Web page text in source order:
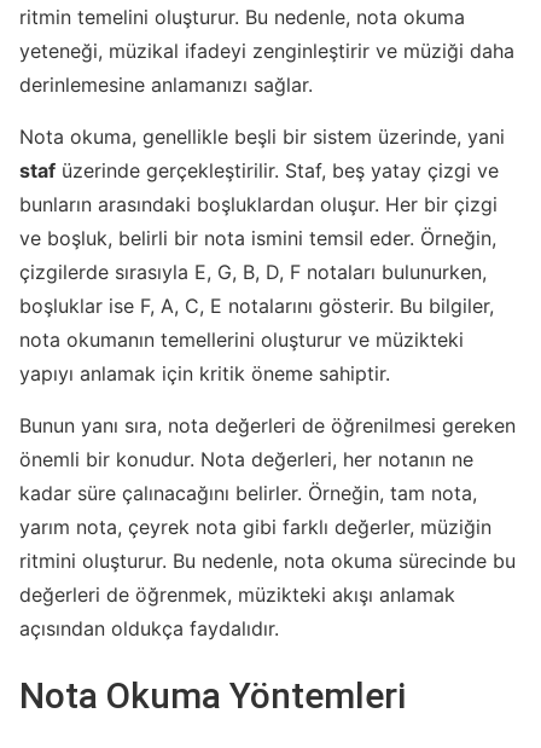
ritmin temelini oluşturur. Bu nedenle, nota okuma
yeteneği, müzikal ifadeyi zenginleştirir ve müziği daha
derinlemesine anlamanızı sağlar.
Nota okuma, genellikle beşli bir sistem üzerinde, yani
staf üzerinde gerçekleştirilir. Staf, beş yatay çizgi ve
bunların arasındaki boşluklardan oluşur. Her bir çizgi
ve boşluk, belirli bir nota ismini temsil eder. Örneğin,
çizgilerde sırasıyla E, G, B, D, F notaları bulunurken,
boşluklar ise F, A, C, E notalarını gösterir. Bu bilgiler,
nota okumanın temellerini oluşturur ve müzikteki
yapıyı anlamak için kritik öneme sahiptir.
Bunun yanı sıra, nota değerleri de öğrenilmesi gereken
önemli bir konudur. Nota değerleri, her notanın ne
kadar süre çalınacağını belirler. Örneğin, tam nota,
yarım nota, çeyrek nota gibi farklı değerler, müziğin
ritmini oluşturur. Bu nedenle, nota okuma sürecinde bu
değerleri de öğrenmek, müzikteki akışı anlamak
açısından oldukça faydalıdır.
Nota Okuma Yöntemleri